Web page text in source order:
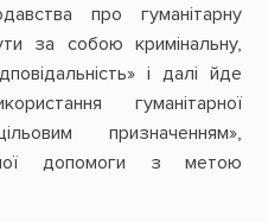
про гуманітарну
за собою кримінальну,
і далі йде
гуманітарної
призначенням»,
допомоги з метою